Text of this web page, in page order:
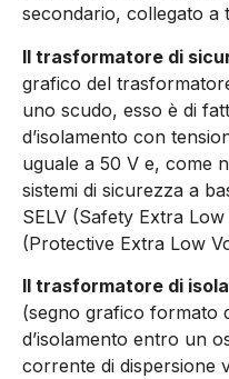
secondario, collegato a
Il trasformatore di
grafico del
uno scudo, esso è di
d’isolamento con
uguale a 50 V e, come
sistemi di sicurezza a
SELV (Safety Extra
(Protective Extra Low
Il trasformatore di
(segno grafico formato
d’isolamento entro un
corrente di dispersione